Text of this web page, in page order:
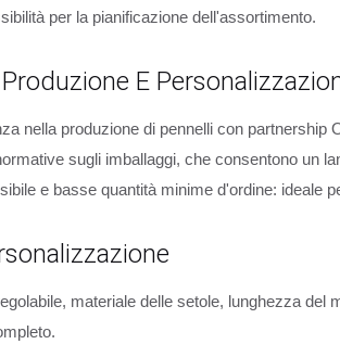
per la pianificazione dell'assortimento.
E
nella produzione di pennelli con partnership
sugli imballaggi, che consentono un
e basse quantità minime d'ordine: ideale
materiale delle setole, lunghezza